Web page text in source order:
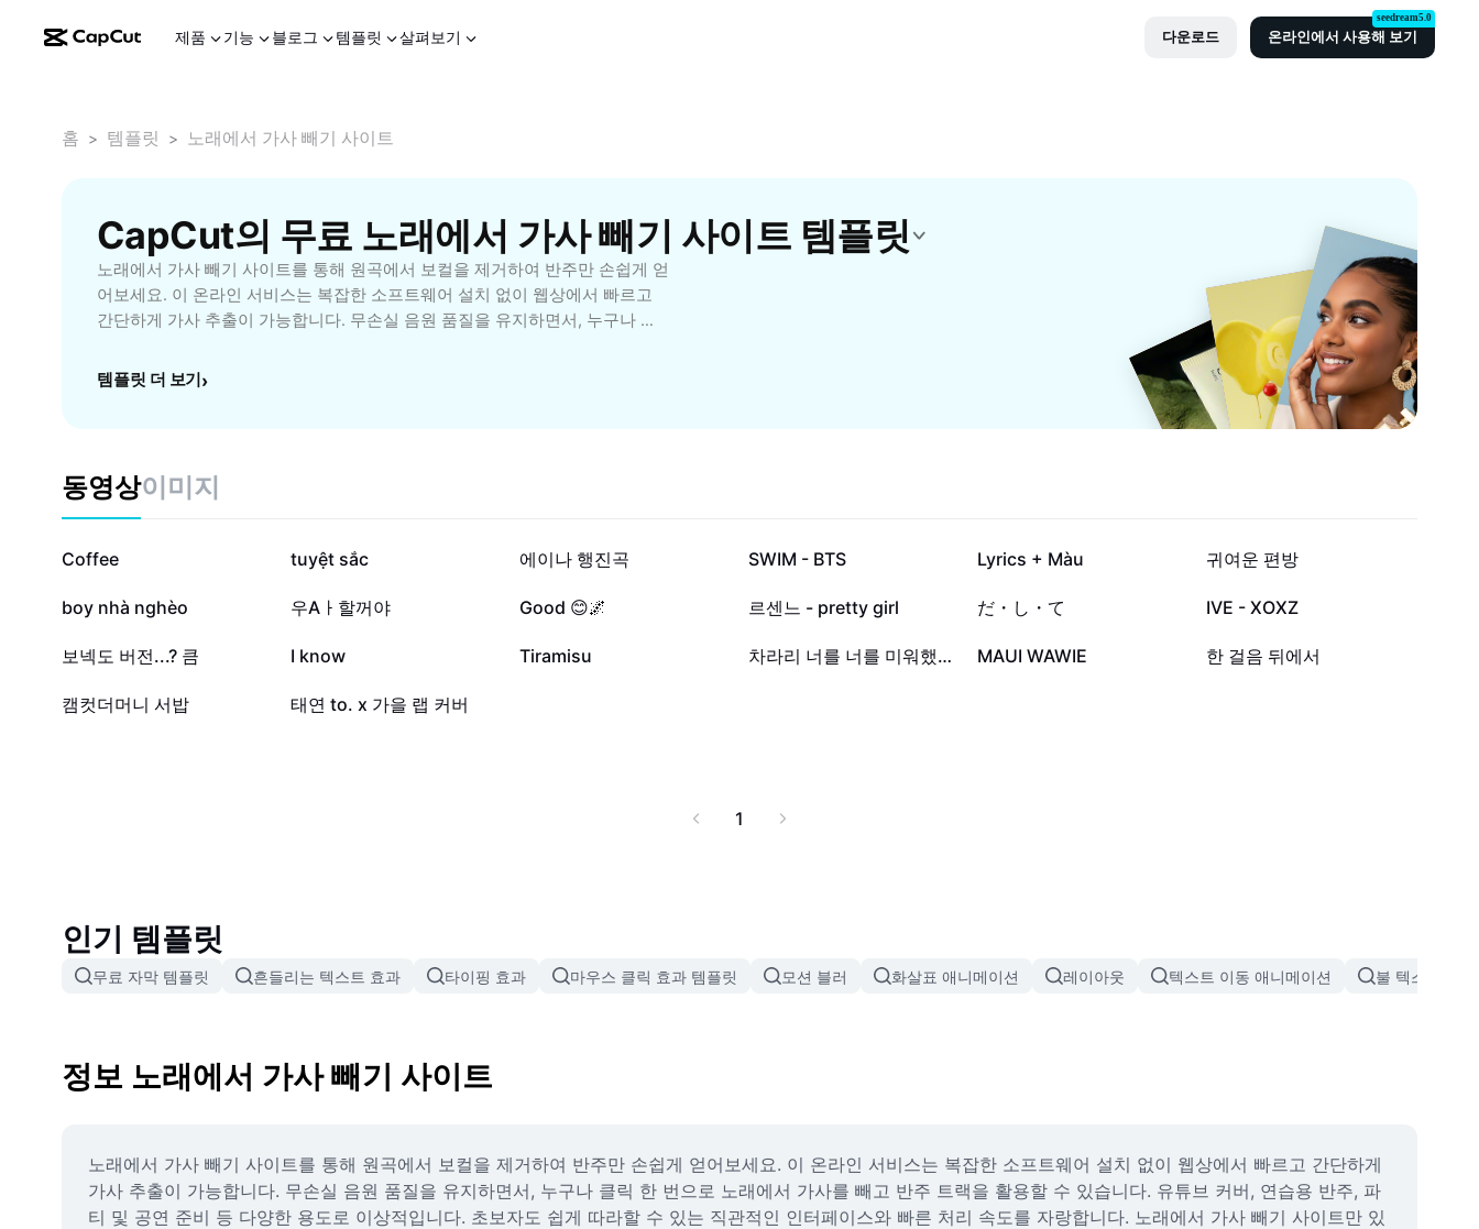
제품 기능 블로그 템플릿 살펴보기 다운로드 온라인에서 사용해 보기
seedream5.0
홈 > 템플릿 > 노래에서 가사 빼기 사이트
CapCut의 무료 노래에서 가사 빼기 사이트 템플릿
노래에서 가사 빼기 사이트를 통해 원곡에서 보컬을 제거하여 반주만 손쉽게 얻
어보세요. 이 온라인 서비스는 복잡한 소프트웨어 설치 없이 웹상에서 빠르고
간단하게 가사 추출이 가능합니다. 무손실 음원 품질을 유지하면서, 누구나 클
버, 연습용 반주, 파티 및 공연 준비 등 다양한 용도로 이상적입니다. 초보자도
템플릿 더 보기›
동영상이미지
12.6만
Coffee 12만
tuyệt sắc 2.7천
에이나 행진곡 1.6천
SWIM - BTS 1.3천
Lyrics + Màu 1.1천
귀여운 편방
1.1천
boy nhà nghèo 894
우Aㅏ할꺼야 876
Good 😊🌌 858
르센느 - pretty girl 669
だ・し・て 544
IVE - XOXZ
532
보넥도 버전...? 큼 230
I know 188
Tiramisu 79 차라리 너를 너를 미워했다면 11
MAUI WAWIE 2
한 걸음 뒤에서
0
캠컷더머니 서밥 0
태연 to. x 가을 랩 커버
1
인기 템플릿
무료 자막 템플릿 흔들리는 텍스트 효과 타이핑 효과 마우스 클릭 효과 템플릿 모션 블러 화살표 애니메이션 레이아웃 텍스트 이동 애니메이션 불 텍스트 애
정보 노래에서 가사 빼기 사이트
노래에서 가사 빼기 사이트를 통해 원곡에서 보컬을 제거하여 반주만 손쉽게 얻어보세요. 이 온라인 서비스는 복잡한 소프트웨어 설치 없이 웹상에서 빠르고 간단하게
가사 추출이 가능합니다. 무손실 음원 품질을 유지하면서, 누구나 클릭 한 번으로 노래에서 가사를 빼고 반주 트랙을 활용할 수 있습니다. 유튜브 커버, 연습용 반주, 파
티 및 공연 준비 등 다양한 용도로 이상적입니다. 초보자도 쉽게 따라할 수 있는 직관적인 인터페이스와 빠른 처리 속도를 자랑합니다. 노래에서 가사 빼기 사이트만 있